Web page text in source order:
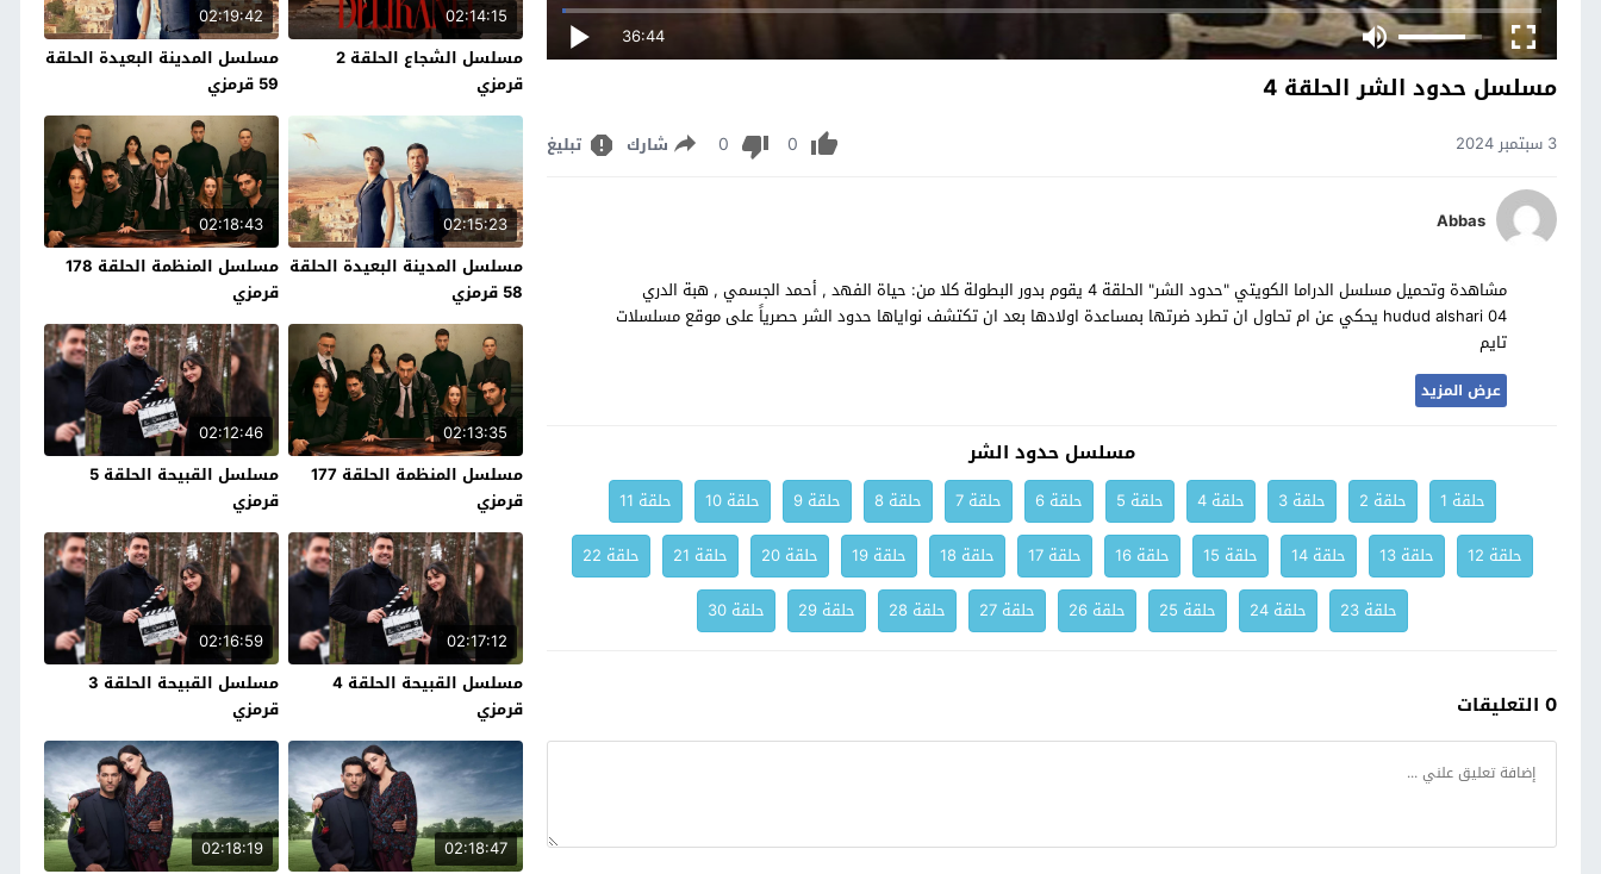
36:44
مسلسل حدود الشر الحلقة 4
3 سبتمبر 2024 0
0 شارك تبليغ
Abbas
مشاهدة وتحميل مسلسل الدراما الكويتي "حدود الشر" الحلقة 4 يقوم بدور البطولة كلا من: حياة الفهد , أحمد الجسمي , هبة الدري
hudud alshari 04 يحكي عن ام تحاول ان تطرد ضرتها بمساعدة اولادها بعد ان تكتشف نواياها حدود الشر حصرياً على موقع مسلسلات
تايم
عرض المزيد
مسلسل حدود الشر
حلقة 1 حلقة 2 حلقة 3 حلقة 4 حلقة 5 حلقة 6 حلقة 7 حلقة 8 حلقة 9 حلقة 10
حلقة 11
حلقة 12
حلقة 13 حلقة 14 حلقة 15 حلقة 16 حلقة 17 حلقة 18 حلقة 19 حلقة 20 حلقة 21
حلقة 22
حلقة 23
حلقة 24 حلقة 25 حلقة 26 حلقة 27 حلقة 28 حلقة 29 حلقة 30
0 التعليقات
02:14:15
مسلسل الشجاع الحلقة 2
قرمزي
02:19:42
مسلسل المدينة البعيدة الحلقة
59 قرمزي
02:15:23
مسلسل المدينة البعيدة الحلقة
58 قرمزي
02:18:43
مسلسل المنظمة الحلقة 178
قرمزي
02:13:35
مسلسل المنظمة الحلقة 177
قرمزي
02:12:46
مسلسل القبيحة الحلقة 5
قرمزي
02:17:12
مسلسل القبيحة الحلقة 4
قرمزي
02:16:59
مسلسل القبيحة الحلقة 3
قرمزي
02:18:47
02:18:19